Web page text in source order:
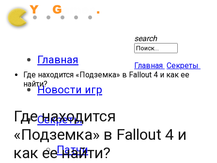
Главная
Новости игр
Секреты
Патчи
search
Главная Секреты
Где находится «Подземка» в Fallout 4 и как ее
найти?
Где находится
«Подземка» в Fallout 4 и
как ее найти?